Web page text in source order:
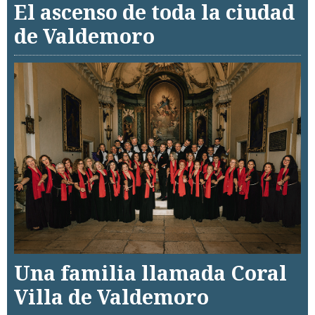
El ascenso de toda la ciudad
de Valdemoro
Una familia llamada Coral
Villa de Valdemoro